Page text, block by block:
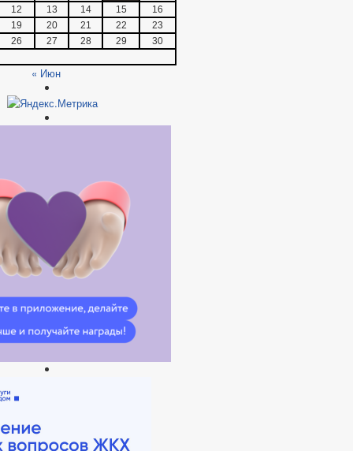
12 13 14 15
16
19 20 21 22
23
26 27 28 29
30
« Июн